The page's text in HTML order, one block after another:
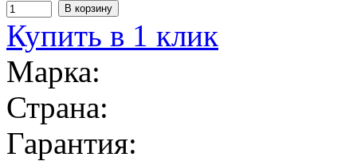
Купить в 1 клик
Марка:
Страна:
Гарантия: